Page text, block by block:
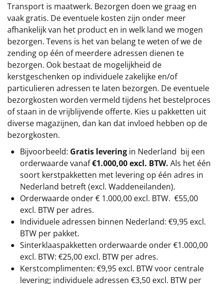
Transport is maatwerk. Bezorgen doen we graag en
vaak gratis. De eventuele kosten zijn onder meer
afhankelijk van het product en in welk land we mogen
bezorgen. Tevens is het van belang te weten of we de
zending op één of meerdere adressen dienen te
bezorgen. Ook bestaat de mogelijkheid de
kerstgeschenken op individuele zakelijke en/of
particulieren adressen te laten bezorgen. De eventuele
bezorgkosten worden vermeld tijdens het bestelproces
of staan in de vrijblijvende offerte. Kies u pakketten uit
diverse magazijnen, dan kan dat invloed hebben op de
bezorgkosten.
Bijvoorbeeld: Gratis levering in Nederland bij een
orderwaarde vanaf€1.000,00 excl. BTW. Als het één
soort kerstpakketten met levering op één adres in
Nederland betreft (excl. Waddeneilanden).
Orderwaarde onder € 1.000,00 excl. BTW. €55,00
excl. BTW per adres.
Individuele adressen binnen Nederland: €9,95 excl.
BTW per pakket.
Sinterklaaspakketten orderwaarde onder €1.000,00
excl. BTW: €25,00 excl. BTW per adres.
Kerstcomplimenten: €9,95 excl. BTW voor centrale
levering; individuele adressen €3,50 excl. BTW per